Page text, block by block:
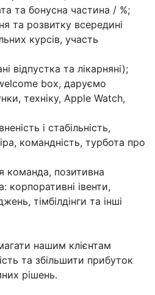
та бонусна частина / %;
та розвитку всередині
курсів, участь
відпустка та лікарняні);
box, даруємо
технiку, Apple Watch,
і стабільність,
командність, турбота про
команда, позитивна
корпоративні івенти,
тімбілдінги та інші
нашим клієнтам
та збільшити прибуток
рішень.